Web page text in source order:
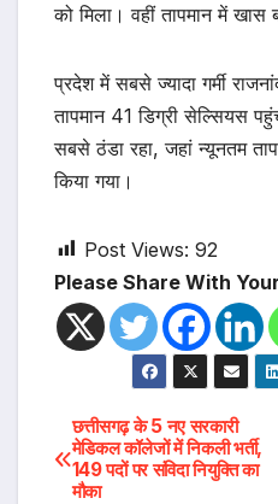
को मिला। वहीं तापमान में
प्रदेश में सबसे ज्यादा गर्मी
तापमान 41 डिग्री सेल्सियस
सबसे ठंडा रहा, जहां न्यूनतम
किया गया।
Post Views: 92
Please Share With
Post
navigation
छत्तीसगढ़ के 5 नए सरकारी
मेडिकल कॉलेजों में निकली भर्ती,
149 पदों पर संविदा नियुक्ति का
मौका